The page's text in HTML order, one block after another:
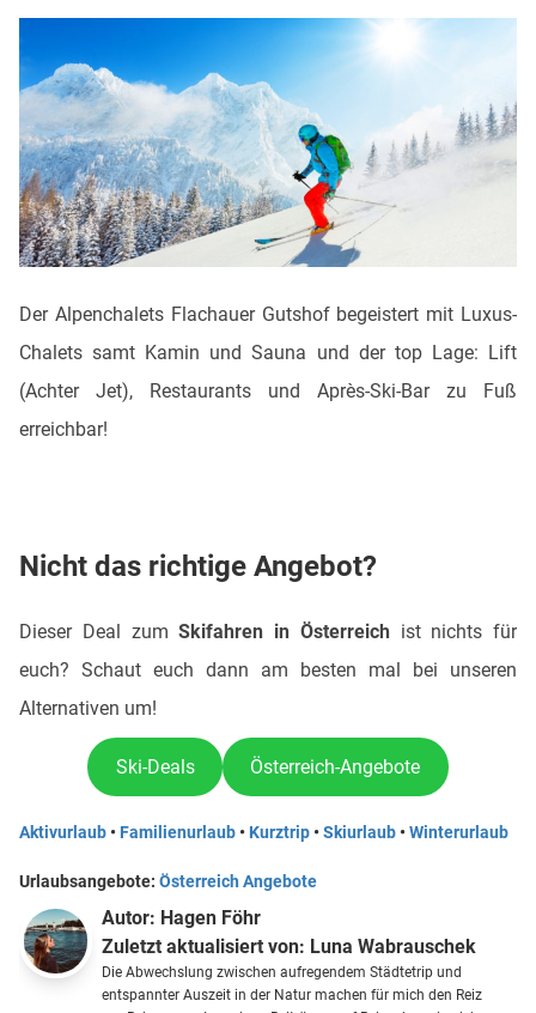
Der Alpenchalets Flachauer Gutshof begeistert mit Luxus-
Chalets samt Kamin und Sauna und der top Lage: Lift
(Achter Jet), Restaurants und Après-Ski-Bar zu Fuß
erreichbar!
Nicht das richtige Angebot?
Dieser Deal zumSkifahren in Österreichist nichts für
euch? Schaut euch dann am besten mal bei unseren
Alternativen um!
Ski-Deals Österreich-Angebote
Aktivurlaub • Familienurlaub • Kurztrip •Skiurlaub •Winterurlaub
Urlaubsangebote: Österreich Angebote
Autor: Hagen Föhr
Zuletzt aktualisiert von: Luna Wabrauschek
Die Abwechslung zwischen aufregendem Städtetrip und
entspannter Auszeit in der Natur machen für mich den Reiz